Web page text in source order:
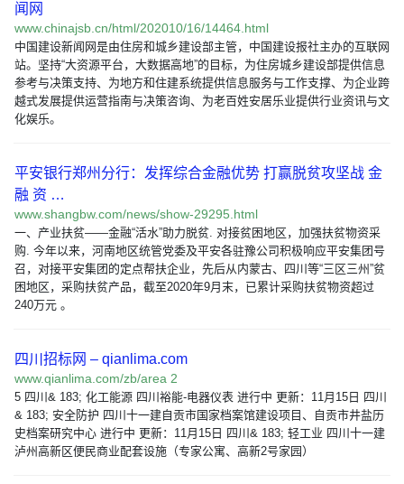
闻网
www.chinajsb.cn/html/202010/16/14464.html
中国建设新闻网是由住房和城乡建设部主管，中国建设报社主办的互联网
站。坚持“大资源平台，大数据高地”的目标，为住房城乡建设部提供信息
参考与决策支持、为地方和住建系统提供信息服务与工作支撑、为企业跨
越式发展提供运营指南与决策咨询、为老百姓安居乐业提供行业资讯与文
化娱乐。
平安银行郑州分行：发挥综合金融优势 打赢脱贫攻坚战 金
融 资 …
www.shangbw.com/news/show-29295.html
一、产业扶贫——金融“活水”助力脱贫. 对接贫困地区，加强扶贫物资采
购. 今年以来，河南地区统管党委及平安各驻豫公司积极响应平安集团号
召，对接平安集团的定点帮扶企业，先后从内蒙古、四川等“三区三州”贫
困地区，采购扶贫产品，截至2020年9月末，已累计采购扶贫物资超过
240万元 。
四川招标网 – qianlima.com
www.qianlima.com/zb/area 2
5 四川& 183; 化工能源 四川裕能-电器仪表 进行中 更新：11月15日 四川
& 183; 安全防护 四川十一建自贡市国家档案馆建设项目、自贡市井盐历
史档案研究中心 进行中 更新：11月15日 四川& 183; 轻工业 四川十一建
泸州高新区便民商业配套设施（专家公寓、高新2号家园）